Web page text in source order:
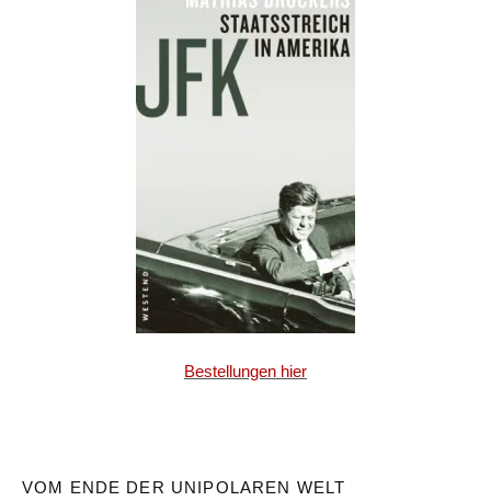
Bestellungen hier
VOM ENDE DER UNIPOLAREN WELT